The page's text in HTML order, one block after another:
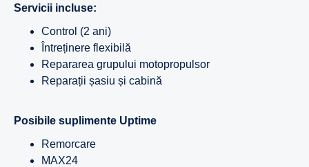
Servicii incluse:
Control (2 ani)
Întreținere flexibilă
Repararea grupului motopropulsor
Reparații șasiu și cabină
Posibile suplimente Uptime
Remorcare
MAX24